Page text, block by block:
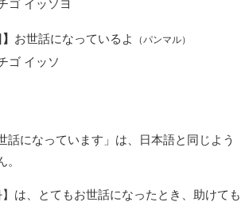
ゴ イッソヨ
お世話になっているよ （パンマル）
ゴ イッソ
話になっています」は、日本語と同じよう
。
】は、とてもお世話になったとき、助けても